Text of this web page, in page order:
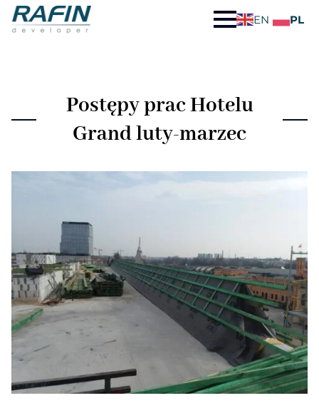
EN PL
Postępy prac Hotelu
Grand luty-marzec